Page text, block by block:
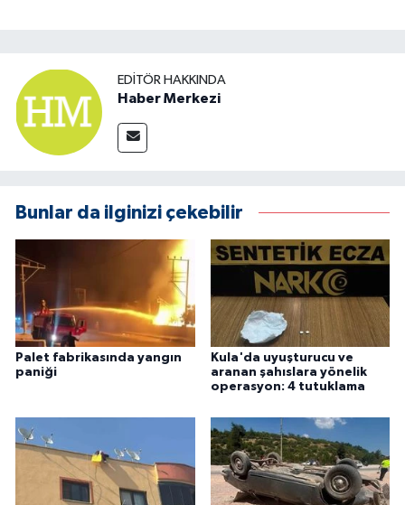
EDITÖR HAKKINDA
Haber Merkezi
Bunlar da ilginizi çekebilir
Palet fabrikasında yangın
paniği
Kula'da uyuşturucu ve
aranan şahıslara yönelik
operasyon: 4 tutuklama